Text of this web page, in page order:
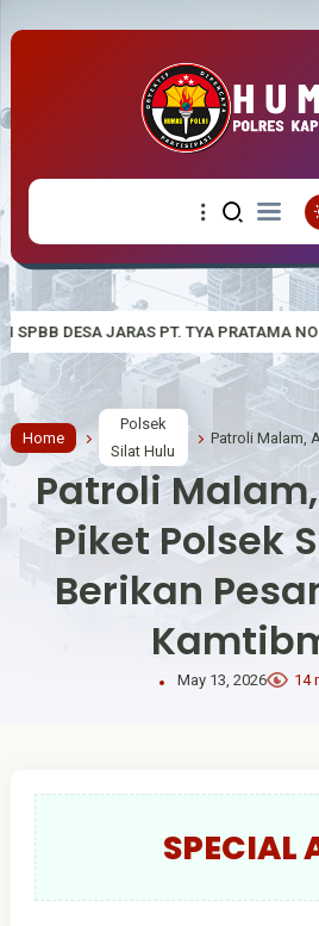
TYA PRATAMA NO 66.787.006
Home
Polsek
Silat Hulu
Patroli
Piket Polsek
Berikan
May 13, 2026 14
SPECIAL